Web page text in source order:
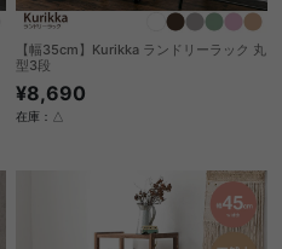
【幅35cm】Kurikka ランドリーラック 丸
型3段
¥8,690
在庫：△